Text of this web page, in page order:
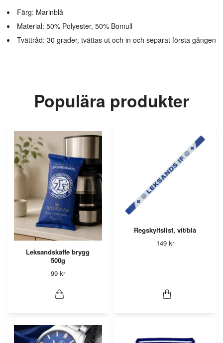
Färg: Marinblå
Material: 50% Polyester, 50% Bomull
Tvättråd: 30 grader, tvättas ut och in och separat första gången
Populära produkter
Leksandskaffe brygg
500g
99 kr
Regskyltslist, vit/blå
149 kr